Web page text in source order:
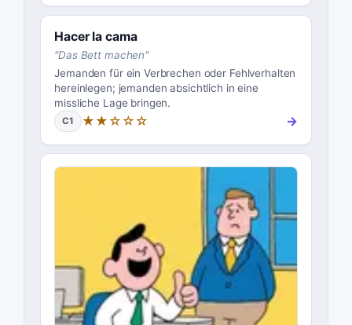
Hacer la cama
"Das Bett machen"
Jemanden für ein Verbrechen oder Fehlverhalten
hereinlegen; jemanden absichtlich in eine
missliche Lage bringen.
C1 ★★☆☆☆ →